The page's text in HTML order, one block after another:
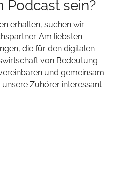
Podcast sein?
erhalten, suchen wir
Am liebsten
die für den digitalen
von Bedeutung
und gemeinsam
Zuhörer interessant